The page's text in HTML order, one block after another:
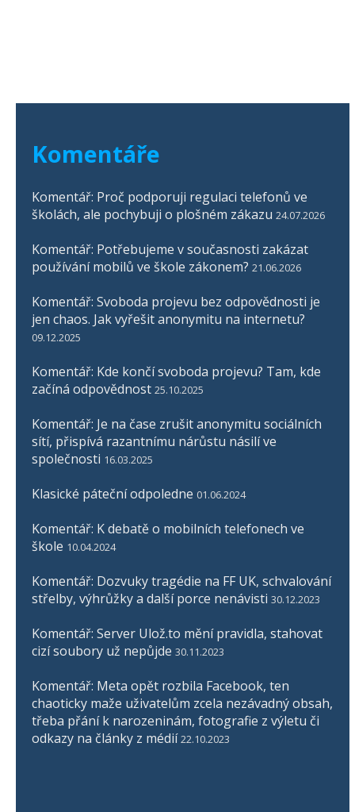
Komentáře
Komentář: Proč podporuji regulaci telefonů ve
školách, ale pochybuji o plošném zákazu 24.07.2026
Komentář: Potřebujeme v současnosti zakázat
používání mobilů ve škole zákonem? 21.06.2026
Komentář: Svoboda projevu bez odpovědnosti je
jen chaos. Jak vyřešit anonymitu na internetu?
09.12.2025
Komentář: Kde končí svoboda projevu? Tam, kde
začíná odpovědnost 25.10.2025
Komentář: Je na čase zrušit anonymitu sociálních
sítí, přispívá razantnímu nárůstu násilí ve
společnosti 16.03.2025
Klasické páteční odpoledne 01.06.2024
Komentář: K debatě o mobilních telefonech ve
škole 10.04.2024
Komentář: Dozvuky tragédie na FF UK, schvalování
střelby, výhrůžky a další porce nenávisti 30.12.2023
Komentář: Server Ulož.to mění pravidla, stahovat
cizí soubory už nepůjde 30.11.2023
Komentář: Meta opět rozbila Facebook, ten
chaoticky maže uživatelům zcela nezávadný obsah,
třeba přání k narozeninám, fotografie z výletu či
odkazy na články z médií 22.10.2023